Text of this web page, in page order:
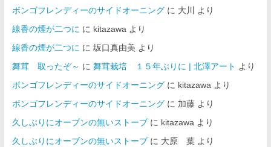
ボンゴフレンディーのサイドオーニングに 大川
より
線香の煙が二つに に kitazawaより
線香の煙が二つに に 坂口真由美 より
舞茸 取ったぞ～ に 舞茸栽培 １５年ぶりに | 北澤アート より
ボンゴフレンディーのサイドオーニングに kitazawaより
ボンゴフレンディーのサイドオーニングに 加藤より
久しぶりにオーブンの無いストーブに kitazawaより
久しぶりにオーブンの無いストーブに 大原 葉より